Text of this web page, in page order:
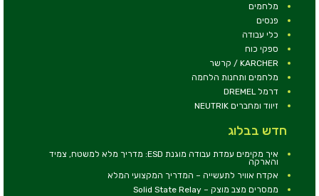
מלחמים
פנסים
כלי עבודה
ספקי כוח
KARCHER / קרשר
מלחמים ותחנות הלחמה
דרמל DREMEL
זיווד ומחברים NEUTRIK
חדש בבלוג
איך מקימים עמדת עבודה מוגנת ESD: מדריך מלא למשטח, צמיד
והארקה
אקדח אוויר לתעשייה – המדריך המקצועי המלא
ממסרים מצב מוצק – Solid State Relay